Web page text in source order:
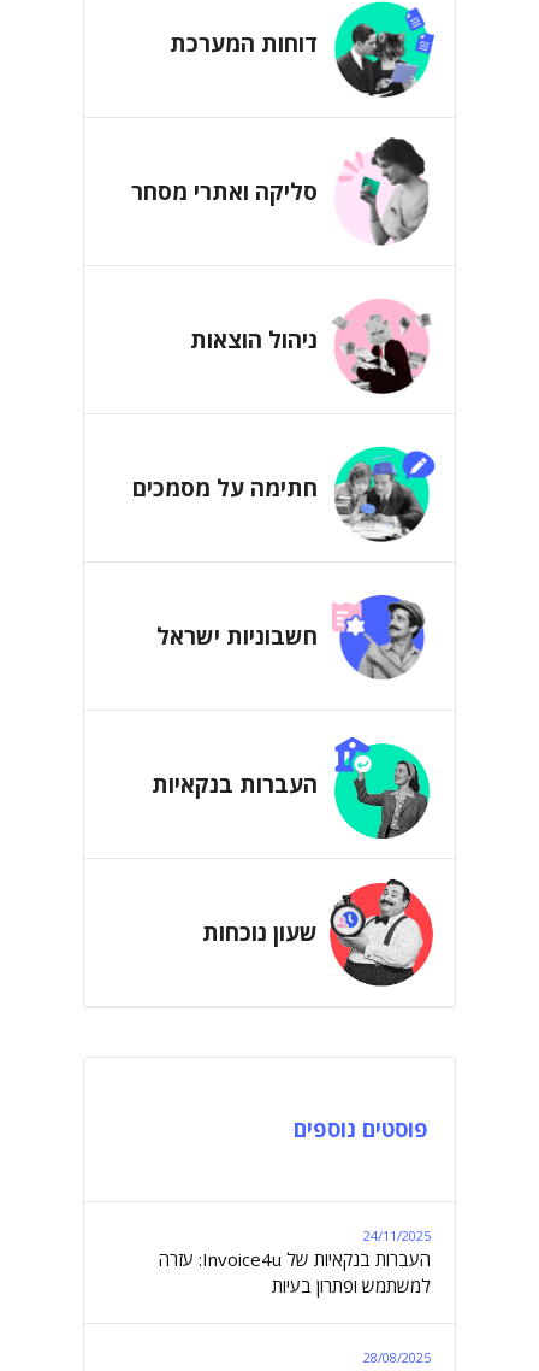
דוחות המערכת
סליקה ואתרי מסחר
ניהול הוצאות
חתימה על מסמכים
חשבוניות ישראל
העברות בנקאיות
שעון נוכחות
פוסטים נוספים
24/11/2025
העברות בנקאיות של Invoice4u: עזרה
למשתמש ופתרון בעיות
28/08/2025